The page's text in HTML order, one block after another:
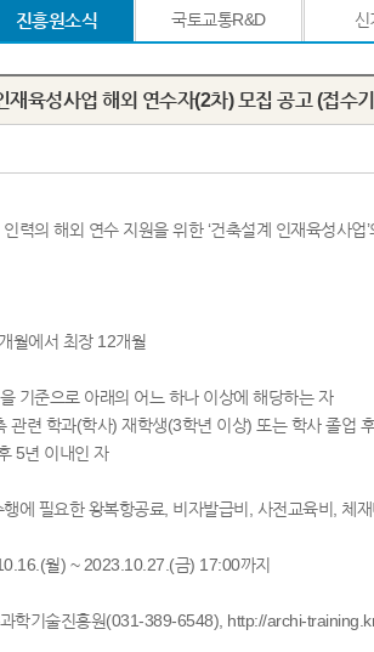
진흥원소식 국토교통R&D 신
재육성사업 해외 연수자(2차) 모집 공고 (접수
력의 해외 연수 지원을 위한 ‘건축설계 인재육성사
월에서 최장 12개월
기준으로 아래의 어느 하나 이상에 해당하는 자
관련 학과(학사) 재학생(3학년 이상) 또는 학사 졸업
5년 이내인 자
행에 필요한 왕복항공료, 비자발급비, 사전교육비, 체
월) ~ 2023.10.27.(금) 17:00까지
학기술진흥원(031-389-6548), http://archi-